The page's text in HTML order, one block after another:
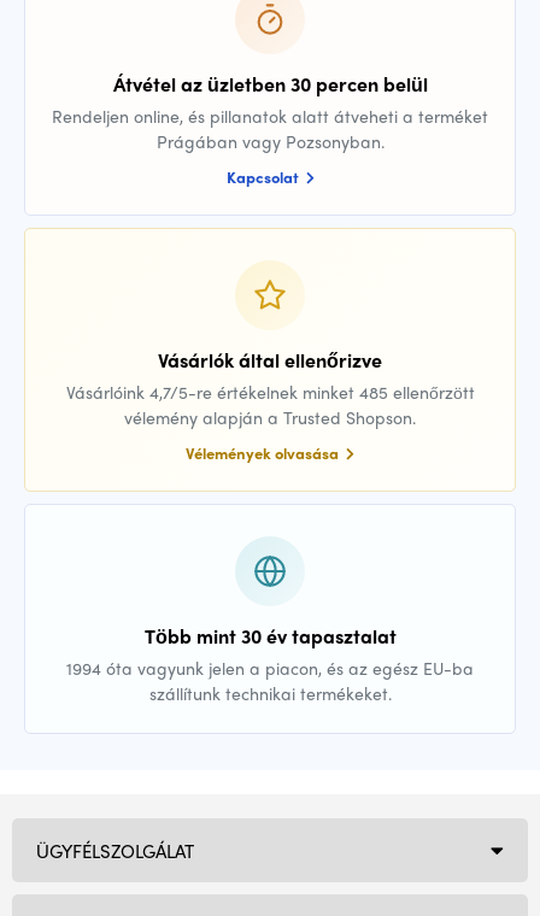
Átvétel az üzletben 30 percen belül
Rendeljen online, és pillanatok alatt átveheti a terméket
Prágában vagy Pozsonyban.
Kapcsolat
Vásárlók által ellenőrizve
Vásárlóink 4,7/5-re értékelnek minket 485 ellenőrzött
vélemény alapján a Trusted Shopson.
Vélemények olvasása
Több mint 30 év tapasztalat
1994 óta vagyunk jelen a piacon, és az egész EU-ba
szállítunk technikai termékeket.
ÜGYFÉLSZOLGÁLAT